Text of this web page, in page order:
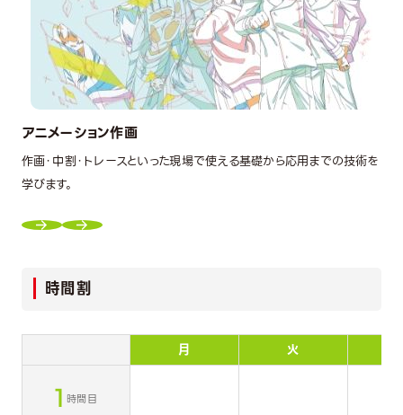
アニメーション作画
作画・中割・トレースといった現場で使える基礎から応用までの技術を
学びます。
時間割
月 火
1 時間目